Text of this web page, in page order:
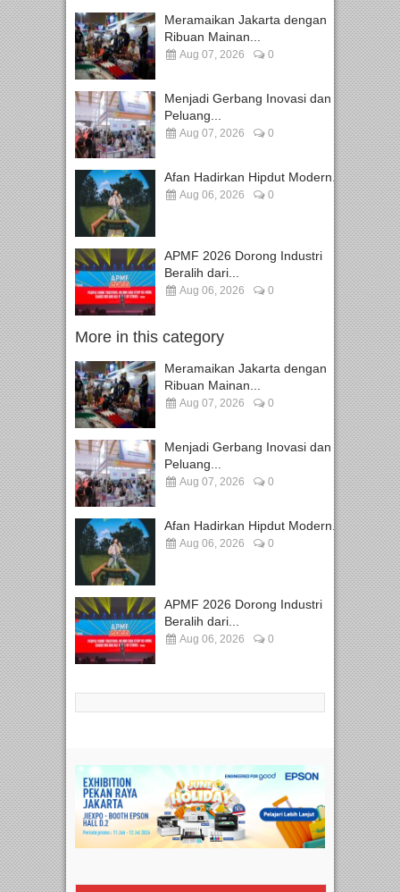
Meramaikan Jakarta dengan
Ribuan Mainan...
Aug 07, 2026 0
Menjadi Gerbang Inovasi dan
Peluang...
Aug 07, 2026 0
Afan Hadirkan Hipdut Modern...
Aug 06, 2026 0
APMF 2026 Dorong Industri
Beralih dari...
Aug 06, 2026 0
More in this category
Meramaikan Jakarta dengan
Ribuan Mainan...
Aug 07, 2026 0
Menjadi Gerbang Inovasi dan
Peluang...
Aug 07, 2026 0
Afan Hadirkan Hipdut Modern...
Aug 06, 2026 0
APMF 2026 Dorong Industri
Beralih dari...
Aug 06, 2026 0